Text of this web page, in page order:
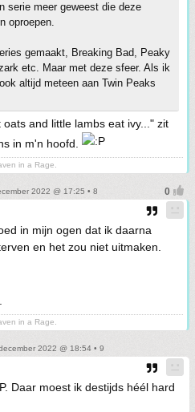
serie meer geweest die deze
oproepen.
gemaakt, Breaking Bad, Peaky
etc. Maar met deze sfeer. Als ik
altijd meteen aan Twin Peaks
and little lambs eat ivy..." zit
in m'n hoofd.
in a Rage.
2022 @ 17:25 • 8
in mijn ogen dat ik daarna
en het zou niet uitmaken.
in a Rage.
2022 @ 18:54 • 9
Daar moest ik destijds héél hard